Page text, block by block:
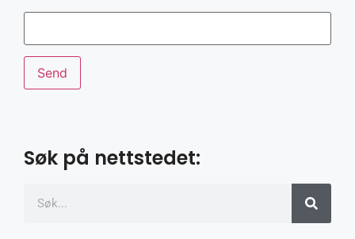
Søk på nettstedet: